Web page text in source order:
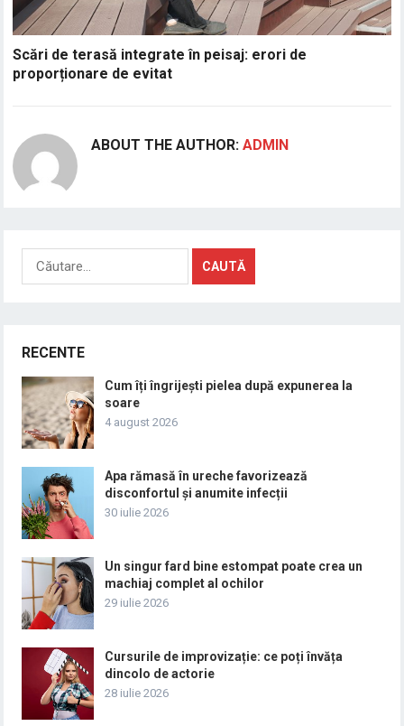
Scări de terasă integrate în peisaj: erori de
proporționare de evitat
ABOUT THE AUTHOR:ADMIN
Caută
după:
RECENTE
Cum îți îngrijești pielea după expunerea la
soare
4 august 2026
Apa rămasă în ureche favorizează
disconfortul și anumite infecții
30 iulie 2026
Un singur fard bine estompat poate crea un
machiaj complet al ochilor
29 iulie 2026
Cursurile de improvizație: ce poți învăța
dincolo de actorie
28 iulie 2026